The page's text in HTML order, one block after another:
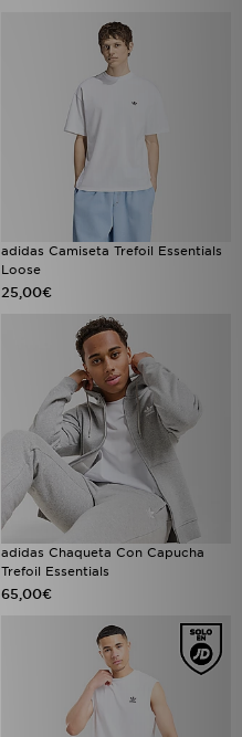
adidas Camiseta Trefoil Essentials
Loose
25,00€
adidas Chaqueta Con Capucha
Trefoil Essentials
65,00€